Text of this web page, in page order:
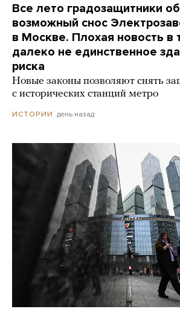
Все лето градозащитники
возможный снос
в Москве. Плохая новость в
далеко не единственное
риска
Новые законы позволяют снять
с исторических станций метро
ИСТОРИИ день назад